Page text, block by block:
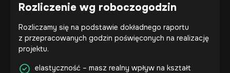
Rozliczenie wg roboczogodzin
Rozliczamy się na podstawie dokładnego raportu
z przepracowanych godzin poświęconych na realizację
projektu.
elastyczność – masz realny wpływ na kształt